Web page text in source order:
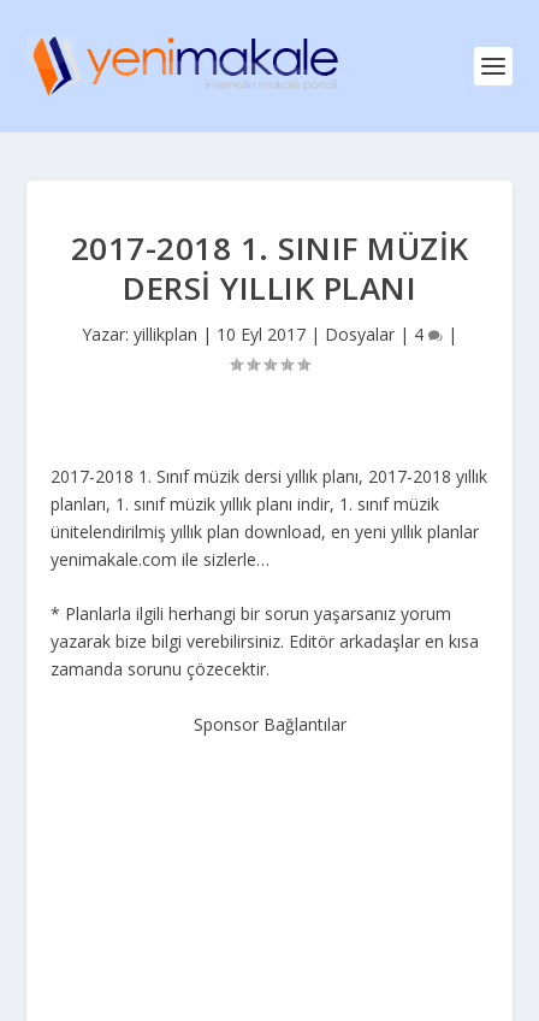
2017-2018 1. SINIF MÜZIK
DERSI YILLIK PLANI
Yazar: yillikplan | 10 Eyl 2017 | Dosyalar | 4 |
2017-2018 1. Sınıf müzik dersi yıllık planı, 2017-2018 yıllık
planları, 1. sınıf müzik yıllık planı indir, 1. sınıf müzik
ünitelendirilmiş yıllık plan download, en yeni yıllık planlar
yenimakale.com ile sizlerle…
* Planlarla ilgili herhangi bir sorun yaşarsanız yorum
yazarak bize bilgi verebilirsiniz. Editör arkadaşlar en kısa
zamanda sorunu çözecektir.
Sponsor Bağlantılar